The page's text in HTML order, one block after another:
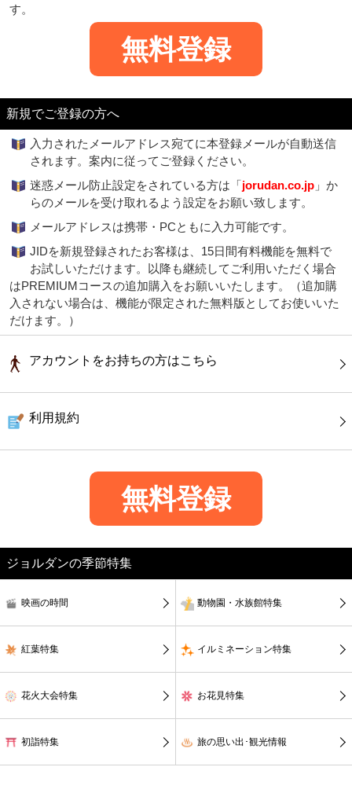
す。
無料登録
新規でご登録の方へ
入力されたメールアドレス宛てに本登録メールが自動送信
されます。案内に従ってご登録ください。
迷惑メール防止設定をされている方は「 jorudan.co.jp 」か
らのメールを受け取れるよう設定をお願い致します。
メールアドレスは携帯・PCともに入力可能です。
JIDを新規登録されたお客様は、15日間有料機能を無料で
お試しいただけます。以降も継続してご利用いただく場合
はPREMIUMコースの追加購入をお願いいたします。（追加購
入されない場合は、機能が限定された無料版としてお使いいた
だけます。）
アカウントをお持ちの方はこちら
利用規約
無料登録
ジョルダンの季節特集
映画の時間 動物園・水族館特集
紅葉特集 イルミネーション特集
花火大会特集 お花見特集
初詣特集 旅の思い出･観光情報